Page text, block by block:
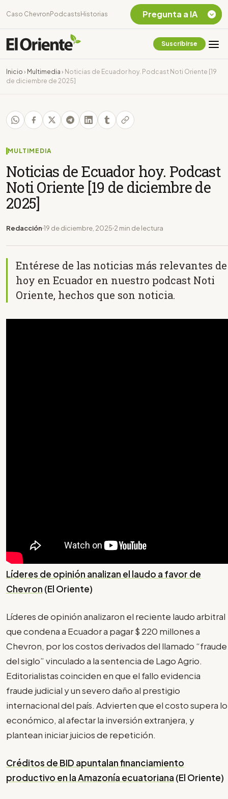
Caso Chevron Podcasts Historias
Suscribirse
Inicio › Multimedia › Noticias de Ecuador hoy. Podcast Noti Oriente [19
de diciembre de 2025]
MULTIMEDIA
Noticias de Ecuador hoy. Podcast
Noti Oriente [19 de diciembre de
2025]
Redacción 19 de diciembre, 2025 2 min de lectura
Entérese de las noticias más relevantes de
hoy en Ecuador en nuestro podcast Noti
Oriente, hechos que son noticia.
Líderes de opinión analizan el laudo a favor de
Chevron (El Oriente)
Líderes de opinión analizaron el reciente laudo arbitral
que condena a Ecuador a pagar $ 220 millones a
Chevron, por los costos derivados del llamado “fraude
del siglo” vinculado a la sentencia de Lago Agrio.
Editorialistas coinciden en que el fallo evidencia
fraude judicial y un severo daño al prestigio
internacional del país. Advierten que el costo supera lo
económico, al afectar la inversión extranjera, y
plantean iniciar juicios de repetición.
Créditos de BID apuntalan financiamiento
productivo en la Amazonía ecuatoriana (El Oriente)
Pregunta a IA
Chevron Ecuador